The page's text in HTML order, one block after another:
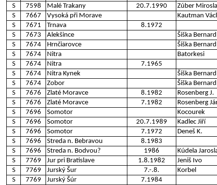
S
7598 Malé Trakany 20.7.1990
Zúber
S
7667 Vysoká při Morave
Kautman
S
7671 Trnava
8.1972
S
7673 Alekšince
Šiška Bernard
S
7674 Hrnčiarovce
Šiška Bernard
S
7674 Nitra
Batorkesi
S
7674 Nitra
7.1965
S
7674 Nitra Kynek
Šiška Bernard
S
7674 Zobor
Šiška Bernard
S
7676 Zlaté Moravce 8.1982
Rosenberg J.
S
7676 Zlaté Moravce 7.1982
Rosenberg
S
7696 Somotor
Kocourek
S
7696 Somotor 20.7.1989
Kadlec Jiří
S
7696 Somotor 7.1972
Deneš K.
S
7696 Streda n. Bebravou
8.1983
S
7696 Streda n. Bodvou? 1986
Kúdela
S
7769 Jur pri Bratislave 1.8.1982
Jeniš Ivo
S
7769 Jurský Šur 7.-.8.
Korbel
S
7769 Jurský Šúr
7.1984